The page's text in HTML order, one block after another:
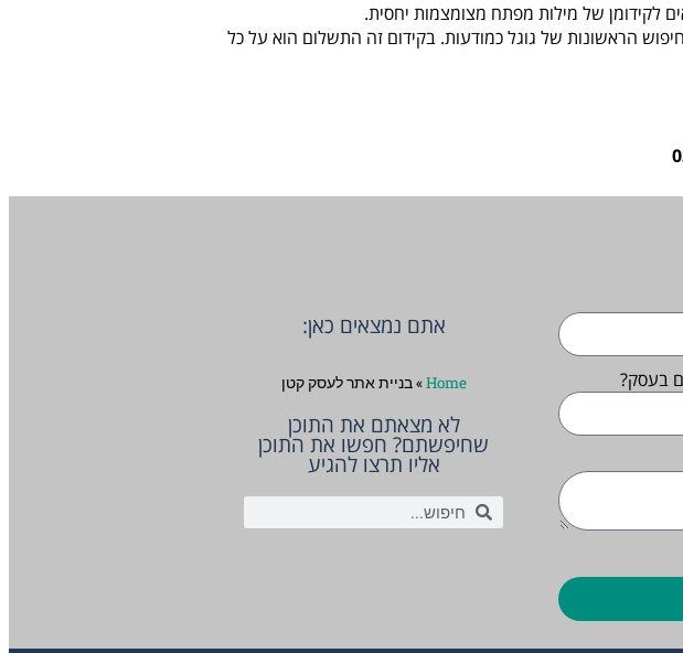
לקידומן של מילות מפתח מצומצמות יחסית.
הראשונות של גוגל כמודעות. בקידום זה התשלום הוא על כל
בעסק?
אתם נמצאים כאן:
Home
»בניית אתר לעסק קטן
לא מצאתם את התוכן
שחיפשתם? חפשו את התוכן
אליו תרצו להגיע